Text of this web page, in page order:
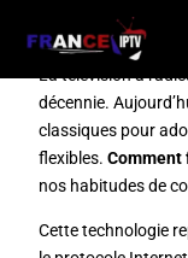
Comment
France
La télévision a
décennie.
classiques pour
flexibles. Comment
nos habitudes de
Cette technologie